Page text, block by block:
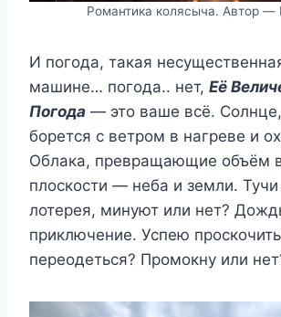
Романтика колясыча. Автор —
И погода, такая
машине… погода.. нет, Её
Погода — это ваше всё.
борется с ветром в нагреве и
Облака, превращающие объём
плоскости — неба и земли.
лотерея, минуют или нет?
приключение. Успею
переодеться? Промокну или